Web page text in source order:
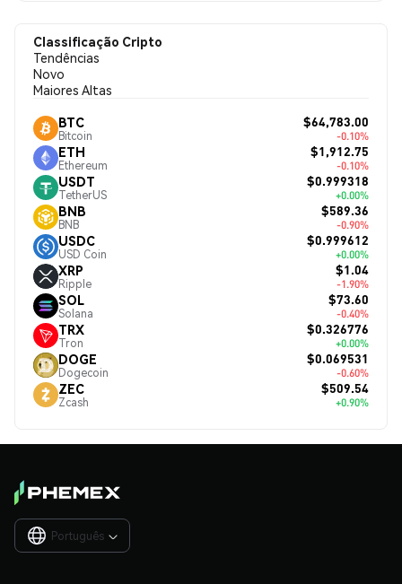
Classificação Cripto
Tendências
Novo
Maiores Altas
BTC
Bitcoin
$64,783.00
-0.10%
ETH
Ethereum
$1,912.75
-0.10%
USDT
TetherUS
$0.999318
+0.00%
BNB
BNB
$589.36
-0.90%
USDC
USD Coin
$0.999612
+0.00%
XRP
Ripple
$1.04
-1.90%
SOL
Solana
$73.60
-0.40%
TRX
Tron
$0.326776
+0.00%
DOGE
Dogecoin
$0.069531
-0.60%
ZEC
Zcash
$509.54
+0.90%
Português 